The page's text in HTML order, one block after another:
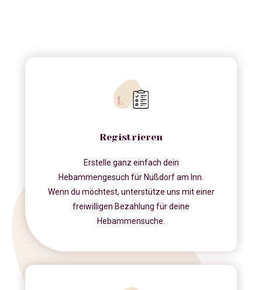
Registrieren
Erstelle ganz einfach dein
Hebammengesuch für Nußdorf am Inn.
Wenn du möchtest, unterstütze uns mit einer
freiwilligen Bezahlung für deine
Hebammensuche.